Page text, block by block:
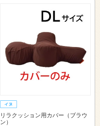
リラクッション用カバー（ブラウ
ン）